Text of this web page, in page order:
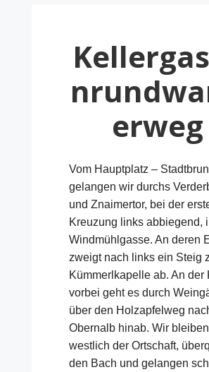
erweg
Vom Hauptplatz –
gelangen wir durchs
und Znaimertor, bei der
Kreuzung links abbiegend,
Windmühlgasse. An deren
zweigt nach links ein Steig
Kümmerlkapelle ab. An der
vorbei geht es durch
über den Holzapfelweg
Obernalb hinab. Wir bleiben
westlich der Ortschaft,
den Bach und gelangen